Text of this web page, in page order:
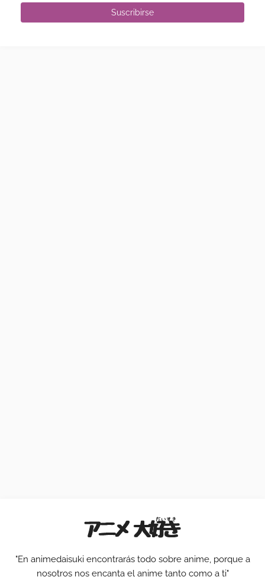
"En animedaisuki encontrarás todo sobre anime, porque a
nosotros nos encanta el anime tanto como a ti"